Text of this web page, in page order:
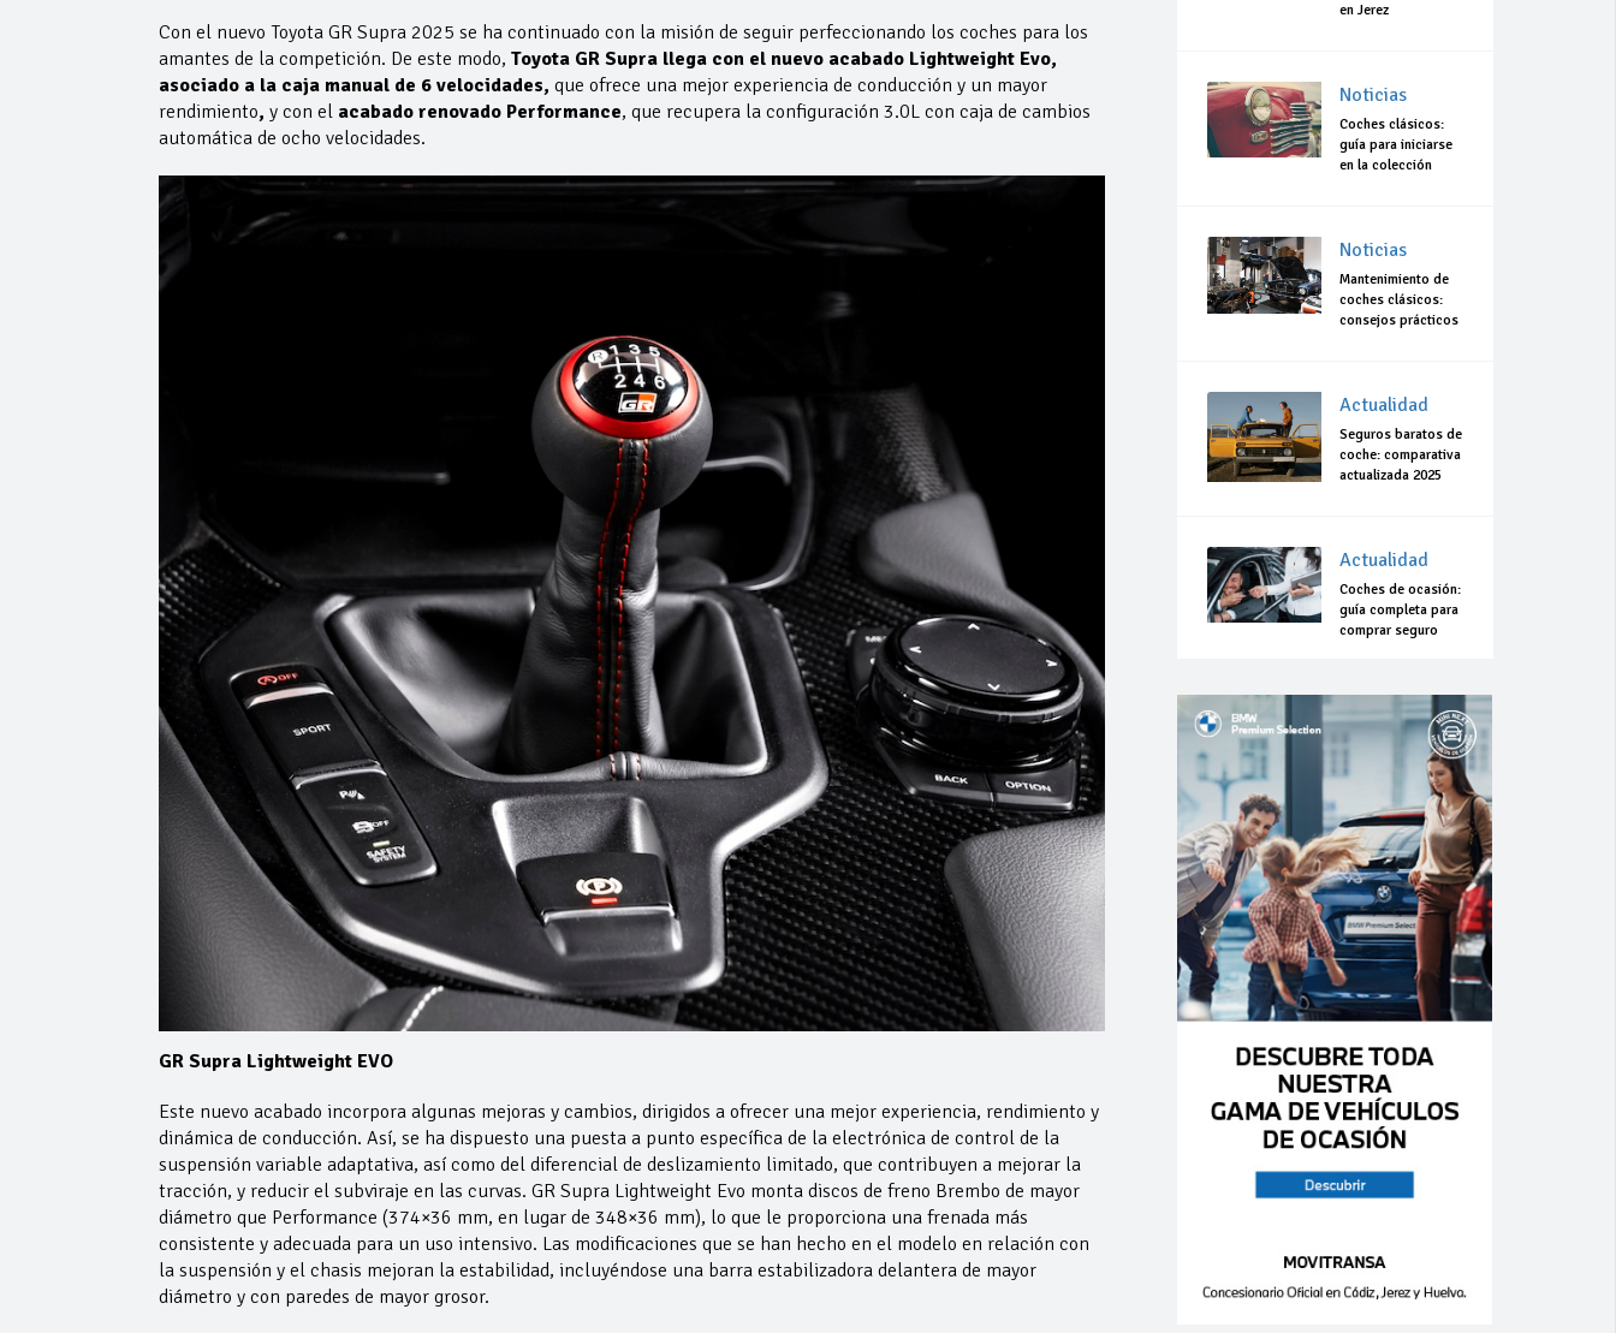
Con el nuevo Toyota GR Supra 2025 se ha continuado con la misión de seguir perfeccionando los coches para los
amantes de la competición. De este modo, Toyota GR Supra llega con el nuevo acabado Lightweight Evo,
asociado a la caja manual de 6 velocidades, que ofrece una mejor experiencia de conducción y un mayor
rendimiento, y con el acabado renovado Performance, que recupera la configuración 3.0L con caja de cambios
automática de ocho velocidades.
GR Supra Lightweight EVO
Este nuevo acabado incorpora algunas mejoras y cambios, dirigidos a ofrecer una mejor experiencia, rendimiento y
dinámica de conducción. Así, se ha dispuesto una puesta a punto específica de la electrónica de control de la
suspensión variable adaptativa, así como del diferencial de deslizamiento limitado, que contribuyen a mejorar la
tracción, y reducir el subviraje en las curvas. GR Supra Lightweight Evo monta discos de freno Brembo de mayor
diámetro que Performance (374×36 mm, en lugar de 348×36 mm), lo que le proporciona una frenada más
consistente y adecuada para un uso intensivo. Las modificaciones que se han hecho en el modelo en relación con
la suspensión y el chasis mejoran la estabilidad, incluyéndose una barra estabilizadora delantera de mayor
diámetro y con paredes de mayor grosor.
en Jerez
Noticias
Coches clásicos:
guía para iniciarse
en la colección
Noticias
Mantenimiento de
coches clásicos:
consejos prácticos
Actualidad
Seguros baratos de
coche: comparativa
actualizada 2025
Actualidad
Coches de ocasión:
guía completa para
comprar seguro